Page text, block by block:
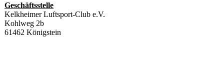
Geschäftsstelle
Kelkheimer Luftsport-Club e.V.
Kohlweg 2b
61462 Königstein